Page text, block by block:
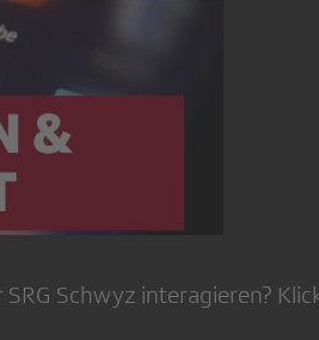
Schwyz interagieren?